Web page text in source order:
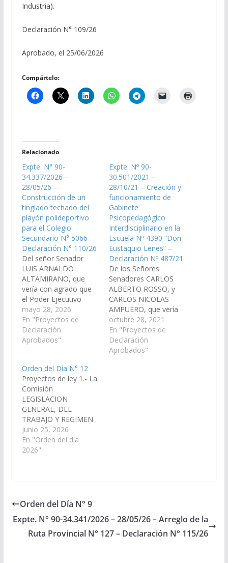
Industria).
Declaración N° 109/26
Aprobado, el 25/06/2026
Compártelo:
Relacionado
Expte. N° 90-
34.337/2026 –
28/05/26 –
Construcción de un
tinglado techado del
playón polideportivo
para el Colegio
Secundario N° 5066 –
Declaración N° 110/26
Del señor Senador
LUIS ARNALDO
ALTAMIRANO, que
vería con agrado que
el Poder Ejecutivo
Provincial, a través del
Ministerio Educación y
Cultura y de la
Secretaría de Obras
necesarios para la
construcción de un
tinglado para la
cubierta de patio,
incluyendo reparación
y acondicionamiento…
mayo 28, 2026
En "Proyectos de
Declaración
Aprobados"
Expte. Nº 90-
30.501/2021 –
28/10/21 – Creación y
funcionamiento de
Gabinete
Psicopedagógico
Interdisciplinario en la
Escuela Nº 4390 “Don
Eustaquio Lenes” –
Declaración Nº 487/21
De los Señores
Senadores CARLOS
ALBERTO ROSSO, y
CARLOS NICOLAS
AMPUERO, que vería
con agrado que el
Poder Ejecutivo
Provincial, a través de
los Ministerios de
octubre 28, 2021
En "Proyectos de
Declaración
Aprobados"
Orden del Día N° 12
Proyectos de ley 1.- La
Comisión
LEGISLACION
GENERAL, DEL
TRABAJO Y REGIMEN
PREVISIONAL, ha
considerado ha
considerado el
bis al Código
Provincia (Ley 7135); y,
por las razones que
junio 25, 2026
En "Orden del día
2026"
Orden del Día N° 9
Expte. N° 90-34.341/2026 – 28/05/26 – Arreglo de la
Ruta Provincial N° 127 – Declaración N° 115/26